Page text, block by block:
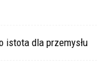
dla przemysłu